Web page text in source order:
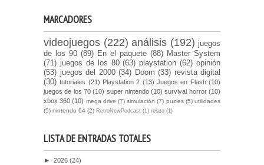
MARCADORES
videojuegos (222) análisis (192) juegos
de los 90 (89) En el paquete (88) Master System
(71) juegos de los 80 (63) playstation (62) opinión
(53) juegos del 2000 (34) Doom (33) revista digital
(30) tutoriales (21) Playstation 2 (13) Juegos en Flash (10)
juegos de los 70 (10) super nintendo (10) survival horror (10)
xbox 360 (10) mega drive (7) simulación (7) puzles (5) utilidades
(5) nintendo 64 (2) RetroNewPodcast (1) relato (1)
LISTA DE ENTRADAS TOTALES
► 2026 (24)